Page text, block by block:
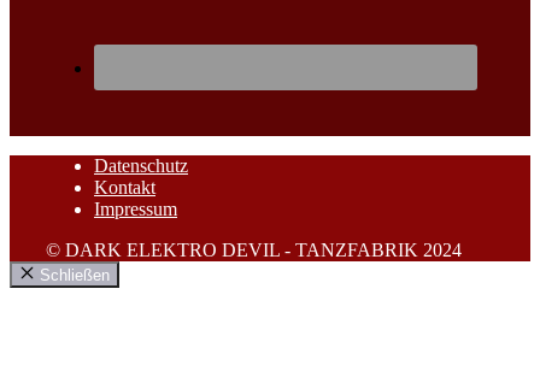
Datenschutz
Kontakt
Impressum
© DARK ELEKTRO DEVIL - TANZFABRIK 2024
Schließen